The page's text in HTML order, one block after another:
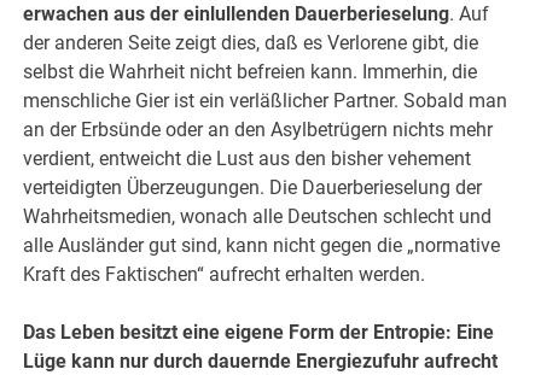
erwachen aus der einlullenden Dauerberieselung. Auf
der anderen Seite zeigt dies, daß es Verlorene gibt, die
selbst die Wahrheit nicht befreien kann. Immerhin, die
menschliche Gier ist ein verläßlicher Partner. Sobald man
an der Erbsünde oder an den Asylbetrügern nichts mehr
verdient, entweicht die Lust aus den bisher vehement
verteidigten Überzeugungen. Die Dauerberieselung der
Wahrheitsmedien, wonach alle Deutschen schlecht und
alle Ausländer gut sind, kann nicht gegen die „normative
Kraft des Faktischen“ aufrecht erhalten werden.
Das Leben besitzt eine eigene Form der Entropie: Eine
Lüge kann nur durch dauernde Energiezufuhr aufrecht